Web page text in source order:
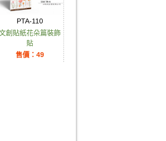
PTA-110
創貼紙花朵篇裝飾
貼
售價：49